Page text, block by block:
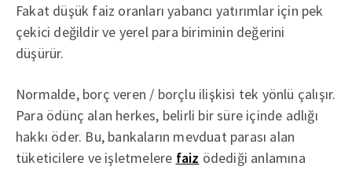
Fakat düşük faiz oranları yabancı yatırımlar için pek
çekici değildir ve yerel para biriminin değerini
düşürür.
Normalde, borç veren / borçlu ilişkisi tek yönlü çalışır.
Para ödünç alan herkes, belirli bir süre içinde adlığı
hakkı öder. Bu, bankaların mevduat parası alan
tüketicilere ve işletmelere faiz ödediği anlamına